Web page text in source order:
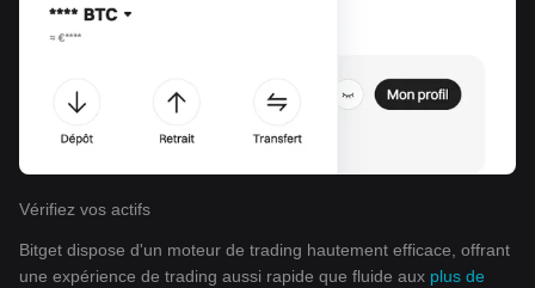
Vérifiez vos actifs
Bitget dispose d'un moteur de trading hautement efficace, offrant
une expérience de trading aussi rapide que fluide aux plus de